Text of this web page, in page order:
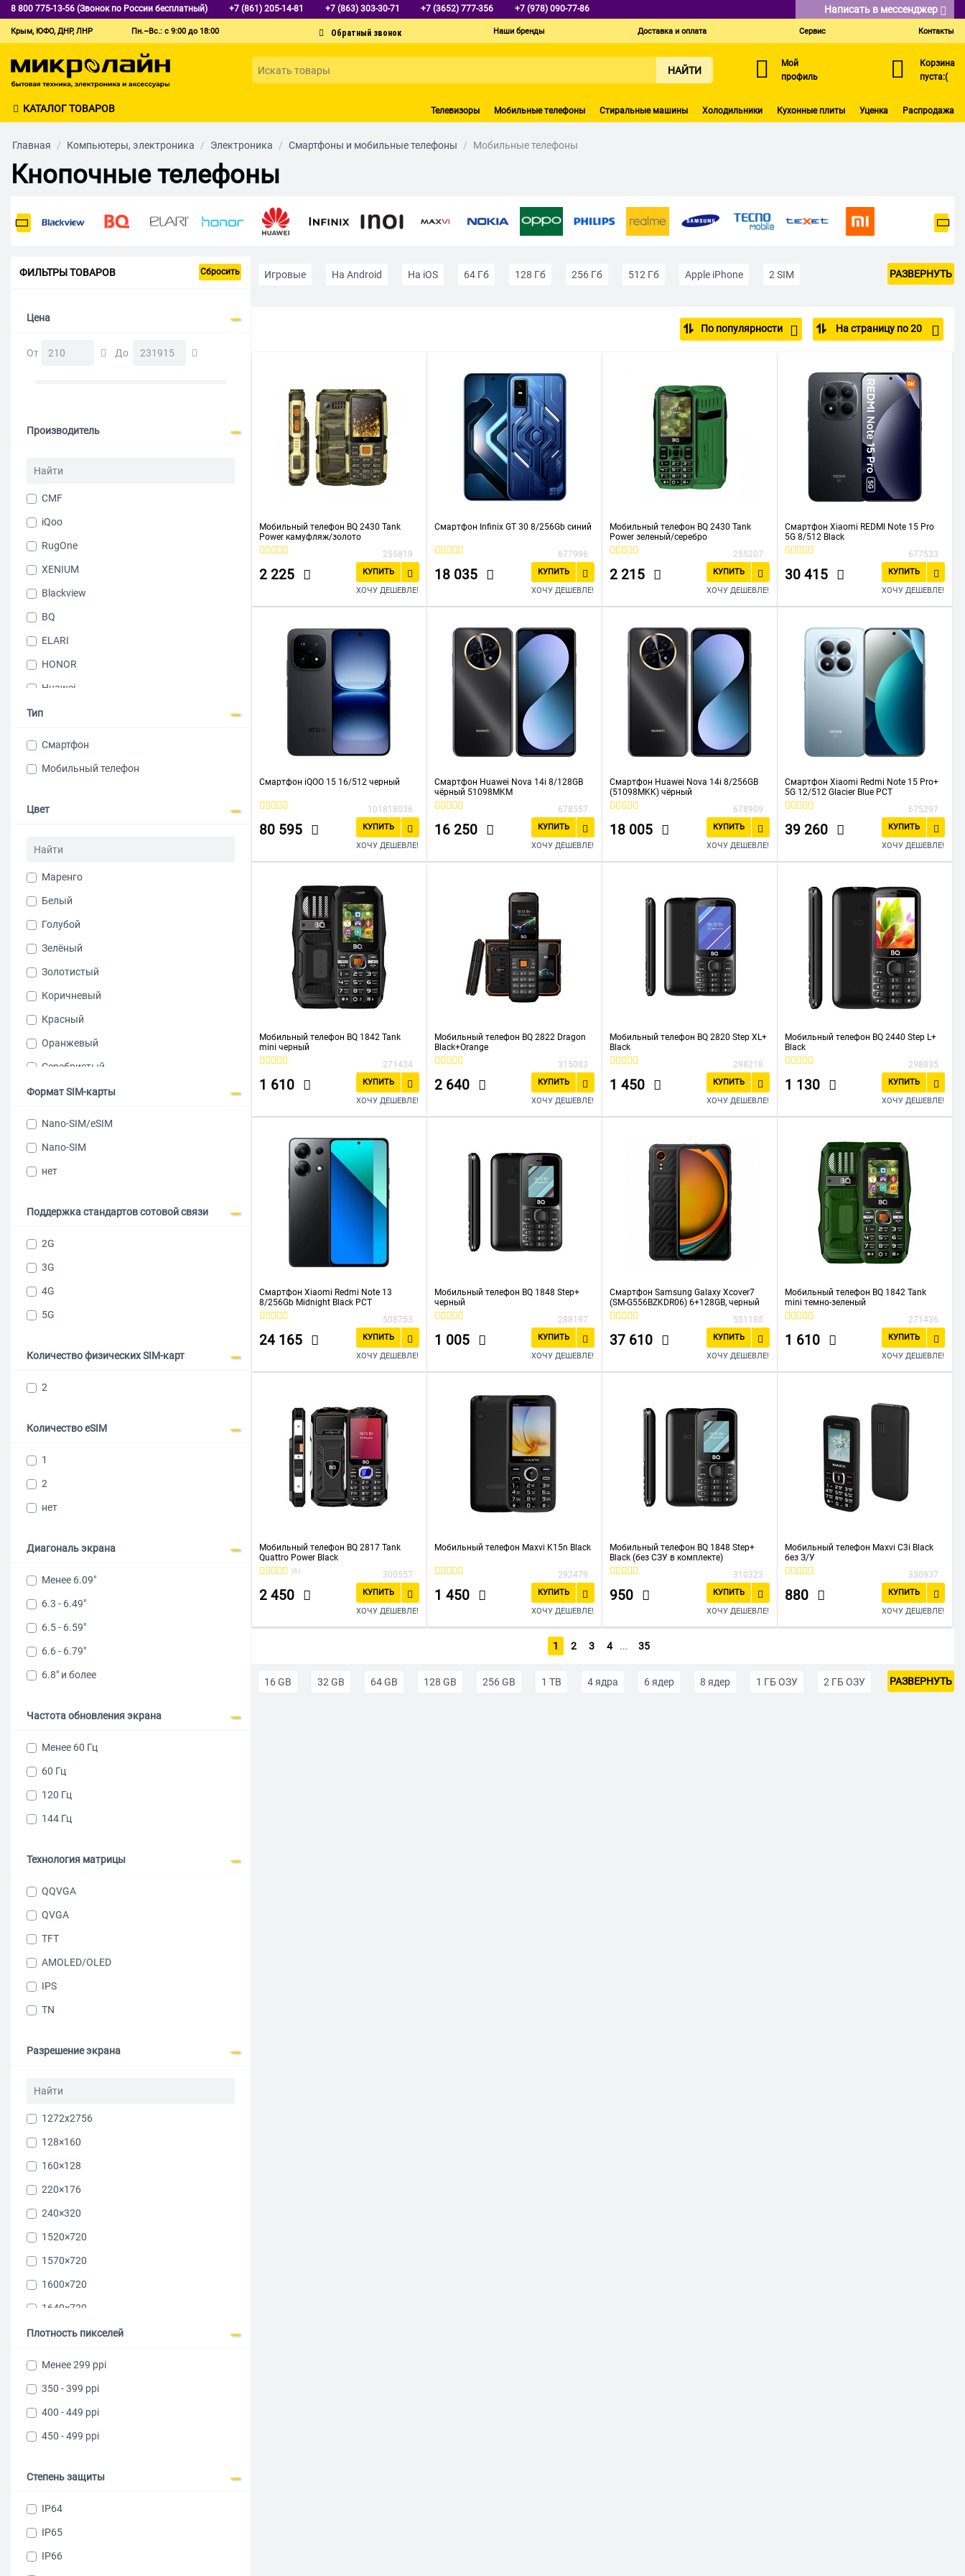
8 800 775-13-56 (Звонок по России бесплатный) +7 (861) 205-14-81 +7 (863) 303-30-71 +7 (3652) 777-356 +7 (978) 090-77-86 Написать в мессенджер
Крым, ЮФО, ДНР, ЛНР Пн.–Вс.: с 9:00 до 18:00 Наши бренды Доставка и оплата Сервис Контакты
НАЙТИ
Мой
профиль
Корзина
пуста:(
КАТАЛОГ ТОВАРОВ Телевизоры Мобильные телефоны Стиральные машины Холодильники Кухонные плиты Уценка Распродажа
Главная / Компьютеры, электроника / Электроника / Смартфоны и мобильные телефоны / Мобильные телефоны
Кнопочные телефоны
ФИЛЬТРЫ ТОВАРОВ Сбросить
Цена
От До
Производитель
CMF
iQoo
RugOne
XENIUM
Blackview
BQ
ELARI
HONOR
Huawei
IIIF150
NOKIA
Philips
Realme
Rikor
Samsung
Tecno
teXet
Ulefone
XIAOMI
Тип
Смартфон
Мобильный телефон
Цвет
Маренго
Белый
Голубой
Зелёный
Золотистый
Коричневый
Красный
Оранжевый
Серебристый
Серый
Формат SIM-карты
Nano-SIM/eSIM
Nano-SIM
нет
Поддержка стандартов сотовой связи
2G
3G
4G
5G
Количество физических SIM-карт
2
Количество eSIM
1
2
нет
Диагональ экрана
Менее 6.09"
6.3 - 6.49"
6.5 - 6.59"
6.6 - 6.79"
6.8" и более
Частота обновления экрана
Менее 60 Гц
60 Гц
120 Гц
144 Гц
Технология матрицы
QQVGA
QVGA
TFT
AMOLED/OLED
IPS
TN
Разрешение экрана
1272x2756
128×160
160×128
220×176
240×320
1520×720
1570×720
1600×720
1640×720
2340×1080
2608х1200
Плотность пикселей
Менее 299 ppi
350 - 399 ppi
400 - 449 ppi
450 - 499 ppi
Степень защиты
IP64
IP65
IP66
Игровые На Android На iOS 64 Гб 128 Гб 256 Гб 512 Гб Apple iPhone 2 SIM РАЗВЕРНУТЬ
По популярности На страницу по 20
Мобильный телефон BQ 2430 Tank
Power камуфляж/золото
255819
2 225
КУПИТЬ
ХОЧУ ДЕШЕВЛЕ!
Смартфон Infinix GT 30 8/256Gb синий
677996
18 035
КУПИТЬ
ХОЧУ ДЕШЕВЛЕ!
Мобильный телефон BQ 2430 Tank
Power зеленый/серебро
255207
2 215
КУПИТЬ
ХОЧУ ДЕШЕВЛЕ!
Смартфон Xiaomi REDMI Note 15 Pro
5G 8/512 Black
677533
30 415
КУПИТЬ
ХОЧУ ДЕШЕВЛЕ!
Смартфон iQOO 15 16/512 черный
101818036
80 595
КУПИТЬ
ХОЧУ ДЕШЕВЛЕ!
Смартфон Huawei Nova 14i 8/128GB
чёрный 51098MKM
678557
16 250
КУПИТЬ
ХОЧУ ДЕШЕВЛЕ!
Смартфон Huawei Nova 14i 8/256GB
(51098MKK) чёрный
678909
18 005
КУПИТЬ
ХОЧУ ДЕШЕВЛЕ!
Смартфон Xiaomi Redmi Note 15 Pro+
5G 12/512 Glacier Blue РСТ
675297
39 260
КУПИТЬ
ХОЧУ ДЕШЕВЛЕ!
Мобильный телефон BQ 1842 Tank
mini черный
271434
1 610
КУПИТЬ
ХОЧУ ДЕШЕВЛЕ!
Мобильный телефон BQ 2822 Dragon
Black+Orange
315003
2 640
КУПИТЬ
ХОЧУ ДЕШЕВЛЕ!
Мобильный телефон BQ 2820 Step XL+
Black
298218
1 450
КУПИТЬ
ХОЧУ ДЕШЕВЛЕ!
Мобильный телефон BQ 2440 Step L+
Black
298835
1 130
КУПИТЬ
ХОЧУ ДЕШЕВЛЕ!
Смартфон Xiaomi Redmi Note 13
8/256Gb Midnight Black РСТ
508753
24 165
КУПИТЬ
ХОЧУ ДЕШЕВЛЕ!
Мобильный телефон BQ 1848 Step+
черный
288197
1 005
КУПИТЬ
ХОЧУ ДЕШЕВЛЕ!
Смартфон Samsung Galaxy Xcover7
(SM-G556BZKDR06) 6+128GB, черный
551185
37 610
КУПИТЬ
ХОЧУ ДЕШЕВЛЕ!
Мобильный телефон BQ 1842 Tank
mini темно-зеленый
271436
1 610
КУПИТЬ
ХОЧУ ДЕШЕВЛЕ!
Мобильный телефон BQ 2817 Tank
Quattro Power Black
(6) 300557
2 450
КУПИТЬ
ХОЧУ ДЕШЕВЛЕ!
Мобильный телефон Maxvi K15n Black
292479
1 450
КУПИТЬ
ХОЧУ ДЕШЕВЛЕ!
Мобильный телефон BQ 1848 Step+
Black (без СЗУ в комплекте)
310323
950
КУПИТЬ
ХОЧУ ДЕШЕВЛЕ!
Мобильный телефон Maxvi C3i Black
без З/У
330937
880
КУПИТЬ
ХОЧУ ДЕШЕВЛЕ!
1 2 3 4 ... 35
16 GB 32 GB 64 GB 128 GB 256 GB 1 TB 4 ядра 6 ядер 8 ядер 1 ГБ ОЗУ 2 ГБ ОЗУ РАЗВЕРНУТЬ